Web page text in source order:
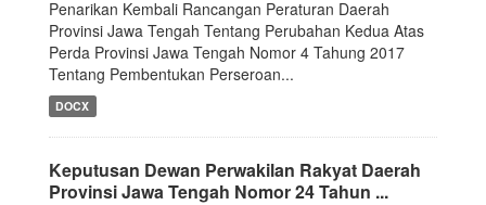
Penarikan Kembali Rancangan Peraturan Daerah
Provinsi Jawa Tengah Tentang Perubahan Kedua Atas
Perda Provinsi Jawa Tengah Nomor 4 Tahung 2017
Tentang Pembentukan Perseroan...
DOCX
Keputusan Dewan Perwakilan Rakyat Daerah
Provinsi Jawa Tengah Nomor 24 Tahun ...